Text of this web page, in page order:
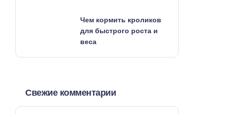
Чем кормить кроликов
для быстрого роста и
веса
Свежие комментарии